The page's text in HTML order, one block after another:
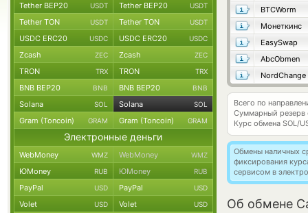
BTCWorm
Монеткинс
EasySwap
AbcObmen
NordChange
Всего по
Суммарный резерв
Курс обмена SOL/
Обмены наличных
фиксирования
сервисом в
Об обмене
Tether BEP20 USDT Tether BEP20 USDT
Tether TON USDT Tether TON USDT
USDC ERC20 USDC USDC ERC20 USDC
Zcash ZEC Zcash ZEC
TRON TRX TRON TRX
BNB BEP20 BNB BNB BEP20 BNB
Solana SOL Solana SOL
Gram (Toncoin) GRAM Gram (Toncoin) GRAM
Электронные деньги
WebMoney WMZ WebMoney WMZ
ЮMoney RUB ЮMoney RUB
PayPal USD PayPal USD
Volet USD Volet USD